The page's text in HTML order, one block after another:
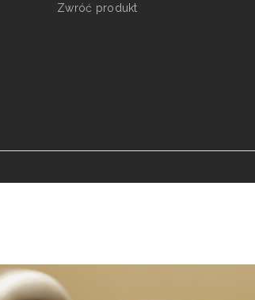
Zwróć produkt